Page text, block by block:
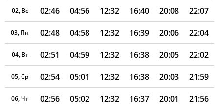
02, Вс 02:46 04:56 12:32 16:40 20:08 22:07
03, Пн 02:48 04:58 12:32 16:39 20:06 22:04
04, Вт 02:51 04:59 12:32 16:38 20:05 22:02
05, Ср 02:54 05:01 12:32 16:38 20:03 21:59
06, Чт 02:56 05:02 12:32 16:37 20:01 21:56